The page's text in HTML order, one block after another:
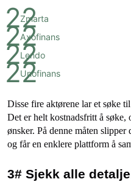
Zmarta
Axofinans
Lendo
Unofinans
Disse fire aktørene lar et søke
Det er helt kostnadsfritt å
ønsker. På denne måten slipper
og får en enklere plattform å
3# Sjekk alle